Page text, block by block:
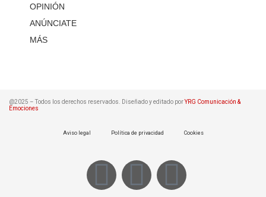
OPINIÓN
ANÚNCIATE
MÁS
@2025 – Todos los derechos reservados. Diseñado y editado porYRG Comunicación &
Emociones
Aviso legal Política de privacidad Cookies